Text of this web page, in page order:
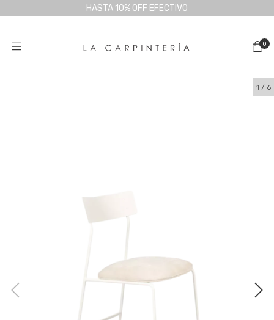
HASTA 10% OFF EFECTIVO
0
1 / 6